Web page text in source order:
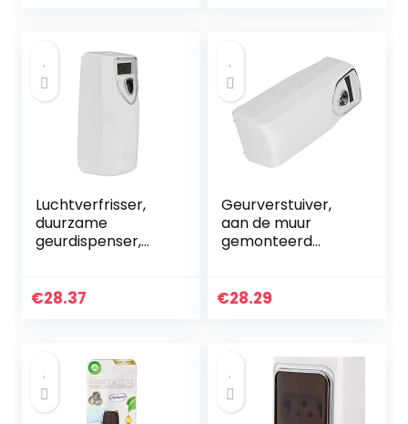
Luchtverfrisser,
duurzame
geurdispenser,
aan de muur
€28.37
Geurverstuiver,
aan de muur
gemonteerd
voor restaurants
€28.29